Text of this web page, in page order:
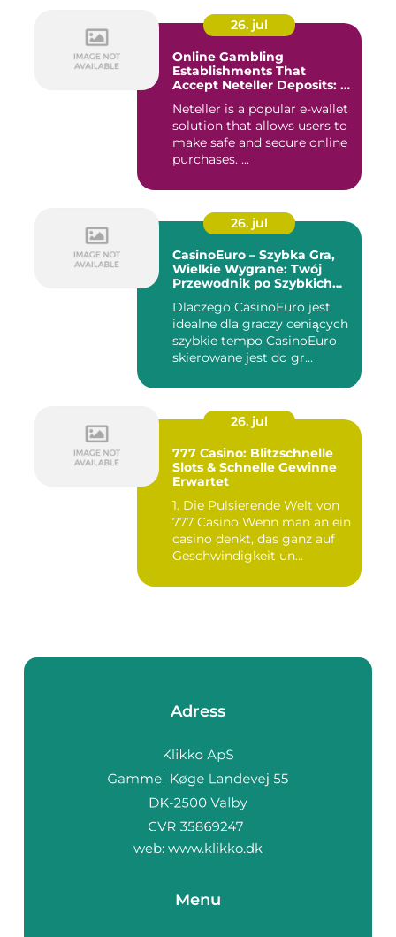
26. jul
Online Gambling
Establishments That
Accept Neteller Deposits: A
Neteller is a popular e-wallet
solution that allows users to
make safe and secure online
purchases. ...
26. jul
CasinoEuro – Szybka Gra,
Wielkie Wygrane: Twój
Przewodnik po Szybkich
Dlaczego CasinoEuro jest
idealne dla graczy ceniących
szybkie tempo CasinoEuro
skierowane jest do gr...
26. jul
777 Casino: Blitzschnelle
Slots & Schnelle Gewinne
Erwartet
1. Die Pulsierende Welt von
777 Casino Wenn man an ein
casino denkt, das ganz auf
Geschwindigkeit un...
Adress
web: www.klikko.dk
Menu